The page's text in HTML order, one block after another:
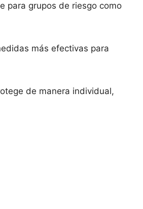
para grupos de riesgo como
más efectivas para
de manera individual,